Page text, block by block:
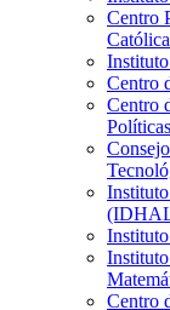
Centro
Centro
Centro
Centro